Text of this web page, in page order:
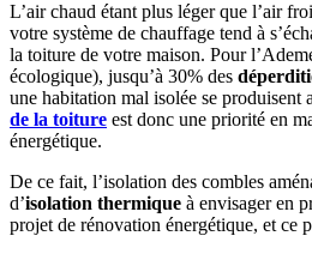
L’air chaud étant plus léger que l’air
votre système de chauffage tend à
la toiture de votre maison. Pour
écologique), jusqu’à 30% des
une habitation mal isolée se produisent
de la toiture est donc une priorité en
énergétique.
De ce fait, l’isolation des combles
d’isolation thermique à envisager en
projet de rénovation énergétique, et ce